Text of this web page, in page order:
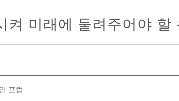
켜 미래에 물려주어야 할
포럼